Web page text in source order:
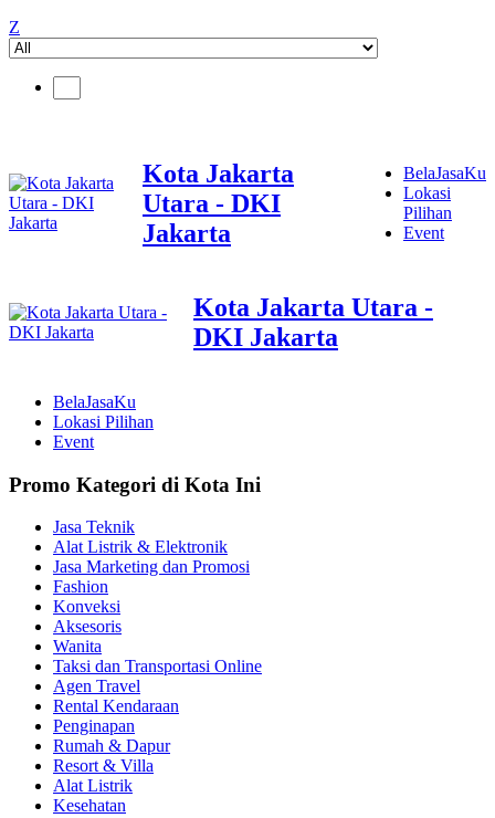
Z
Kota Jakarta
Utara - DKI
Jakarta
BelaJasaKu
Lokasi
Pilihan
Event
Kota Jakarta Utara -
DKI Jakarta
BelaJasaKu
Lokasi Pilihan
Event
Promo Kategori di Kota Ini
Jasa Teknik
Alat Listrik & Elektronik
Jasa Marketing dan Promosi
Fashion
Konveksi
Aksesoris
Wanita
Taksi dan Transportasi Online
Agen Travel
Rental Kendaraan
Penginapan
Rumah & Dapur
Resort & Villa
Alat Listrik
Kesehatan